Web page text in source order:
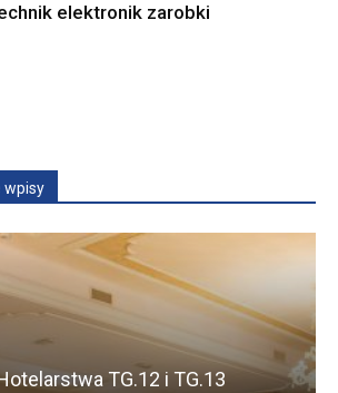
elektronik zarobki
wpisy
TG.12 i TG.13